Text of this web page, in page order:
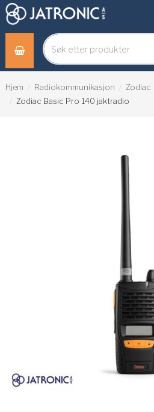
Hjem Radiokommunikasjon
Zodiac
Zodiac Basic Pro 140 jaktradio